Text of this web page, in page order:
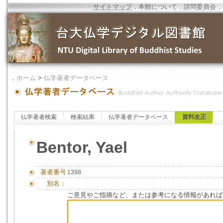
サイトマップ．本館について ．諮問委員会 ．
． ホーム > 仏学著者データベース
仏学著者検索 検索結果 仏学著者データベース 資料改正
Bentor, Yael
著者番号 1398
別名：
ご意見やご指摘など、または参考になる情報があれ